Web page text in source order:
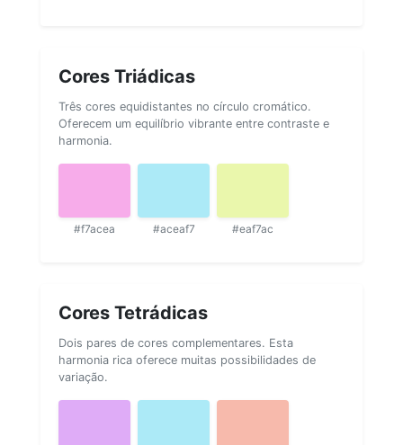
Cores Triádicas
Três cores equidistantes no círculo cromático.
Oferecem um equilíbrio vibrante entre contraste e
harmonia.
#f7acea #aceaf7 #eaf7ac
Cores Tetrádicas
Dois pares de cores complementares. Esta
harmonia rica oferece muitas possibilidades de
variação.